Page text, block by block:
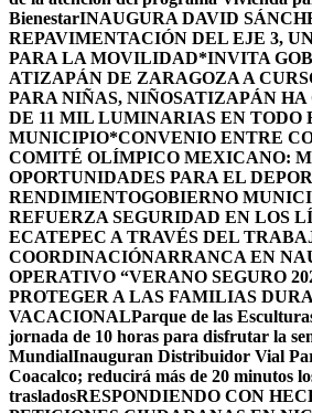
BienestarINAUGURA DAVID
REPAVIMENTACIÓN DEL EJE 3,
PARA LA MOVILIDAD*INVITA
ATIZAPÁN DE ZARAGOZA A
PARA NIÑAS, NIÑOSATIZAPÁN HA
DE 11 MIL LUMINARIAS EN TODO
MUNICIPIO*CONVENIO ENTRE
COMITÉ OLÍMPICO MEXICANO:
OPORTUNIDADES PARA EL
RENDIMIENTOGOBIERNO
REFUERZA SEGURIDAD EN LOS
ECATEPEC A TRAVÉS DEL
COORDINACIÓNARRANCA EN
OPERATIVO “VERANO SEGURO
PROTEGER A LAS FAMILIAS
VACACIONALParque de las
jornada de 10 horas para disfrutar la
MundialInauguran Distribuidor Vial
Coacalco; reducirá más de 20 minutos
trasladosRESPONDIENDO CON